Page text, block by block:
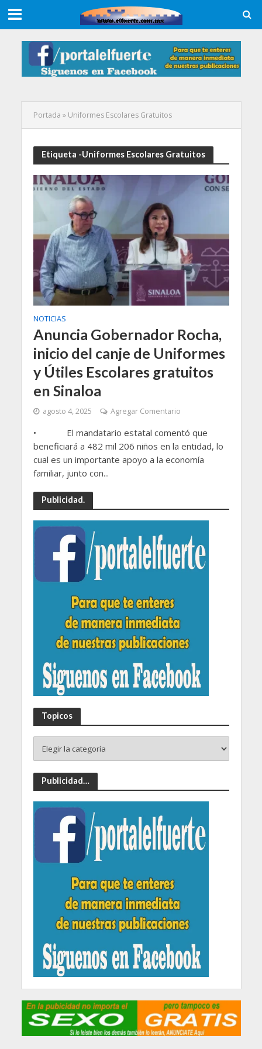
Portada » Uniformes Escolares Gratuitos
Etiqueta -Uniformes Escolares Gratuitos
NOTICIAS
Anuncia Gobernador Rocha,
inicio del canje de Uniformes
y Útiles Escolares gratuitos
en Sinaloa
agosto 4, 2025 Agregar Comentario
• El mandatario estatal comentó que
beneficiará a 482 mil 206 niños en la entidad, lo
cual es un importante apoyo a la economía
familiar, junto con...
Publicidad.
Topicos
Publicidad…